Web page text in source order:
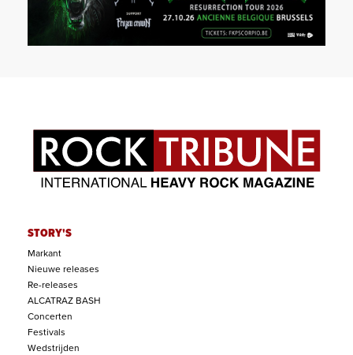
STORY'S
Markant
Nieuwe releases
Re-releases
ALCATRAZ BASH
Concerten
Festivals
Wedstrijden